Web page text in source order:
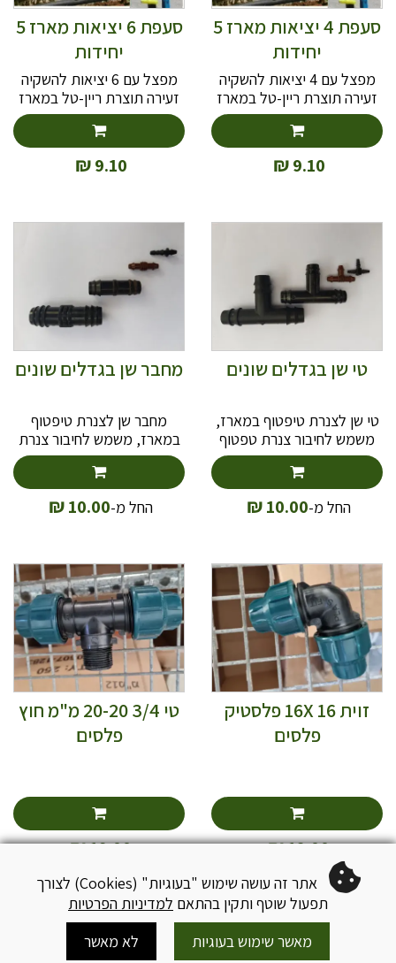
סעפת 4 יציאות מארז 5
יחידות
מפצל עם 4 יציאות להשקיה
זעירה תוצרת ריין-טל במארז
של 5 יחידות
9.10
₪
סעפת 6 יציאות מארז 5
יחידות
מפצל עם 6 יציאות להשקיה
זעירה תוצרת ריין-טל במארז
של 5 יחידות
9.10
₪
טי שן בגדלים שונים
טי שן לצנרת טיפטוף במארז,
משמש לחיבור צנרת טפטוף
מיועד ללחץ נמוך או בשימוש
עם וסת לחץ.
החל מ-10.00
₪
מחבר שן בגדלים שונים
מחבר שן לצנרת טיפטוף
במארז, משמש לחיבור צנרת
טפטוף מיועד ללחץ נמוך או
בשימוש עם וסת לחץ.
החל מ-10.00
₪
זוית 16 16X פלסטיק
פלסים
18.00
₪
טי 3/4 20-20 מ"מ חוץ
פלסים
19.00
₪
אתר זה עושה שימוש "בעוגיות" (Cookies) לצורך
תפעול שוטף ותקין בהתאם למדיניות הפרטיות
מאשר שימוש בעוגיות
לא מאשר